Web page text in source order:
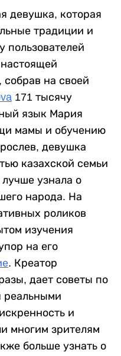
девушка, которая
традиции и
пользователей
на своей
171 тысячу
язык Мария
мамы и обучению
девушка
казахской семьи
узнала о
народа. На
роликов
изучения
на его
. Креатор
дает советы по
реальными
и
многим зрителям
больше узнать о